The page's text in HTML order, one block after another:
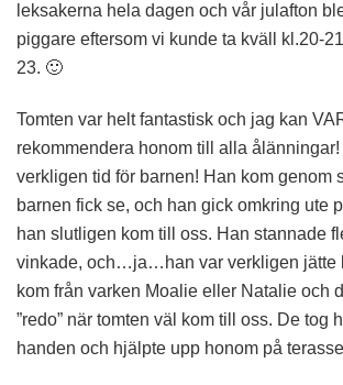
leksakerna hela dagen och vår julafton
piggare eftersom vi kunde ta kväll kl.20-
23. 🙂
Tomten var helt fantastisk och jag kan
rekommendera honom till alla
verkligen tid för barnen! Han kom genom
barnen fick se, och han gick omkring ute
han slutligen kom till oss. Han stannade
vinkade, och…ja…han var verkligen jätte
kom från varken Moalie eller Natalie och
”redo” när tomten väl kom till oss. De tog
handen och hjälpte upp honom på